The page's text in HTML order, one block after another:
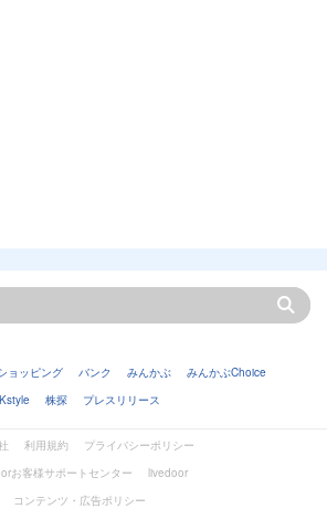
ョッピング バンク みんかぶ
みんかぶChoice
Kstyle
株探 プレスリリース
利用規約
プライバシーポリシー
お客様サポートセンター
livedoor
コンテンツ・広告ポリシー